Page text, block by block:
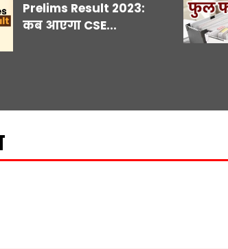
Prelims Result 2023:
कब आएगा CSE...